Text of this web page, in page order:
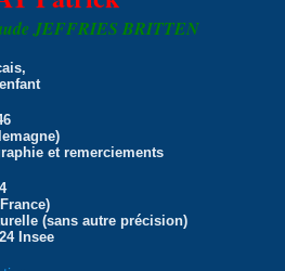
JEFFRIES BRITTEN
et remerciements
(sans autre précision)
Insee